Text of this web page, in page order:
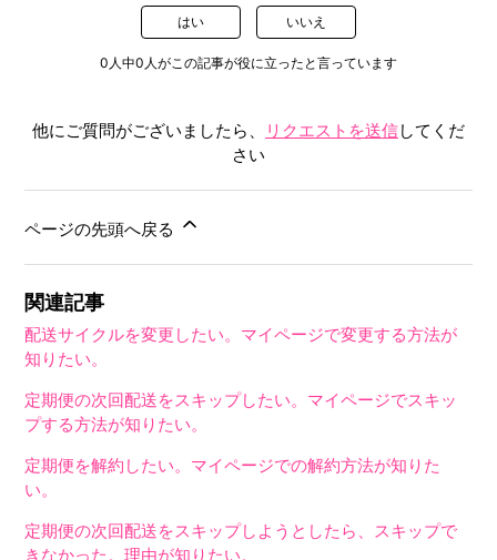
はい いいえ
0人中0人がこの記事が役に立ったと言っています
他にご質問がございましたら、 リクエストを送信してくだ
さい
ページの先頭へ戻る
関連記事
配送サイクルを変更したい。マイページで変更する方法が
知りたい。
定期便の次回配送をスキップしたい。マイページでスキッ
プする方法が知りたい。
定期便を解約したい。マイページでの解約方法が知りた
い。
定期便の次回配送をスキップしようとしたら、スキップで
きなかった。理由が知りたい。